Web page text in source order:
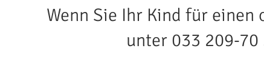
Wenn Sie Ihr Kind für einen
unter 033 209-